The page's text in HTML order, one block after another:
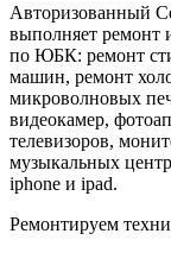
Авторизованный
выполняет ремонт
по ЮБК: ремонт
машин, ремонт
микроволновых
видеокамер,
телевизоров,
музыкальных
iphone и ipad.
Ремонтируем